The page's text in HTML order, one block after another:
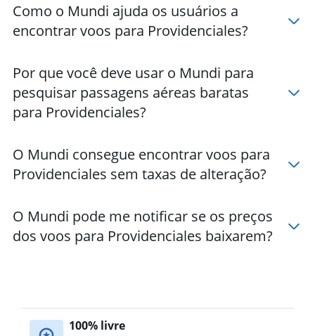
Como o Mundi ajuda os usuários a
encontrar voos para Providenciales?
Por que você deve usar o Mundi para
pesquisar passagens aéreas baratas
para Providenciales?
O Mundi consegue encontrar voos para
Providenciales sem taxas de alteração?
O Mundi pode me notificar se os preços
dos voos para Providenciales baixarem?
100% livre